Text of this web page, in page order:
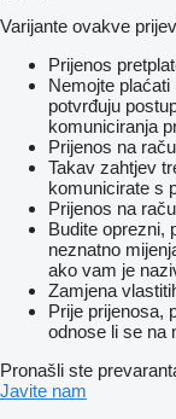
Varijante ovakve
Prijenos
Nemojte
potvrđuju
komuniciranja
Prijenos na
Takav zahtjev
komunicirate s
Prijenos na
Budite oprezni,
neznatno
ako vam je
Zamjena
Prije prijenosa,
odnose li se na
Pronašli ste
Javite nam